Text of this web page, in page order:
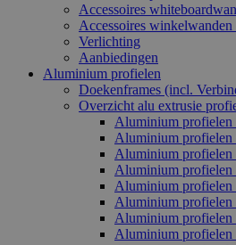
Accessoires
Accessoires winkelwanden
Verlichting
Aanbiedingen
Aluminium profielen
Doekenframes (incl.
Overzicht alu extrusie
Aluminium profielen
Aluminium profielen
Aluminium profielen
Aluminium profielen
Aluminium
Aluminium profielen
Aluminium profielen
Aluminium profielen